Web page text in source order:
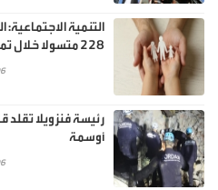
228 متسولا خلال تموز
رئيسة فنزويلا تقلد
أوسمة